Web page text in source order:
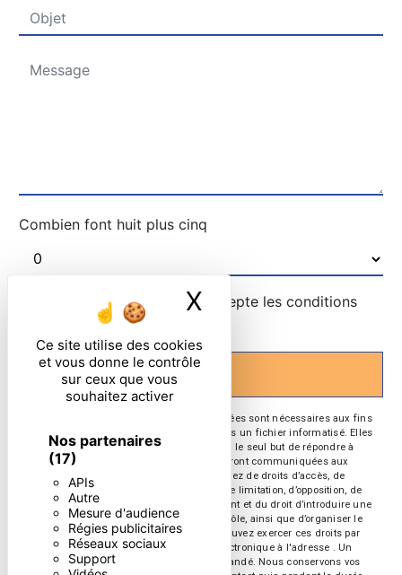
Ce site utilise des cookies
et vous donne le contrôle
sur ceux que vous
souhaitez activer
Nos partenaires
(17)
APIs
Autre
Mesure d'audience
Régies publicitaires
Réseaux sociaux
Support
X Masquer le
Combien font huit plus cinq
En cochant cette case, j'accepte les conditions
particulières ci-dessous **
ENVOYER
** Les données personnelles communiquées sont nécessaires aux fins
de vous contacter et sont enregistrées dans un fichier informatisé. Elles
sont destinées à et ses sous-traitants dans le seul but de répondre à
votre message. Les données collectées seront communiquées aux
seuls destinataires suivants: . Vous disposez de droits d’accès, de
rectification, d’effacement, de portabilité, de limitation, d’opposition, de
retrait de votre consentement à tout moment et du droit d’introduire une
réclamation auprès d’une autorité de contrôle, ainsi que d’organiser le
sort de vos données post-mortem. Vous pouvez exercer ces droits par
voie postale à l'adresse ou par courrier électronique à l'adresse . Un
justificatif d'identité pourra vous être demandé. Nous conservons vos